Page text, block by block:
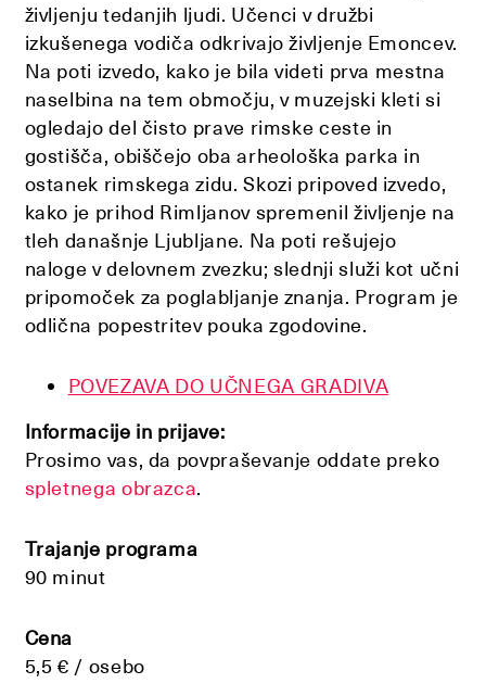
življenju tedanjih ljudi. Učenci v družbi
izkušenega vodiča odkrivajo življenje Emoncev.
Na poti izvedo, kako je bila videti prva mestna
naselbina na tem območju, v muzejski kleti si
ogledajo del čisto prave rimske ceste in
gostišča, obiščejo oba arheološka parka in
ostanek rimskega zidu. Skozi pripoved izvedo,
kako je prihod Rimljanov spremenil življenje na
tleh današnje Ljubljane. Na poti rešujejo
naloge v delovnem zvezku; slednji služi kot učni
pripomoček za poglabljanje znanja. Program je
odlična popestritev pouka zgodovine.
POVEZAVA DO UČNEGA GRADIVA
Informacije in prijave:
Prosimo vas, da povpraševanje oddate preko
spletnega obrazca.
Trajanje programa
90 minut
Cena
5,5 € / osebo